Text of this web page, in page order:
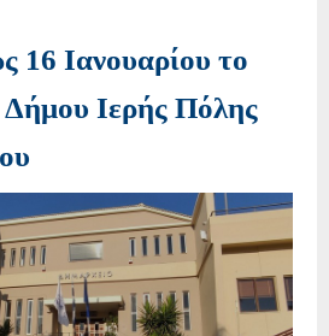
16 Ιανουαρίου το
Δήμου Ιερής Πόλης